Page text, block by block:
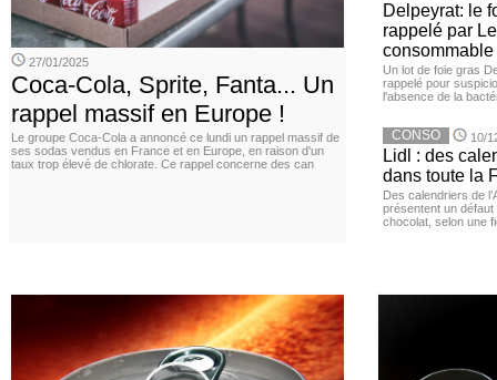
27/01/2025
Coca-Cola, Sprite, Fanta... Un
rappel massif en Europe !
Le groupe Coca-Cola a annoncé ce lundi un rappel massif de
ses sodas vendus en France et en Europe, en raison d'un
taux trop élevé de chlorate. Ce rappel concerne des can
Delpeyrat: le
rappelé par
consommable
Un lot de foie gras
rappelé pour
l'absence de la
CONSO 10/
Lidl : des
dans toute la
Des calendriers de
présentent un défaut
chocolat, selon une